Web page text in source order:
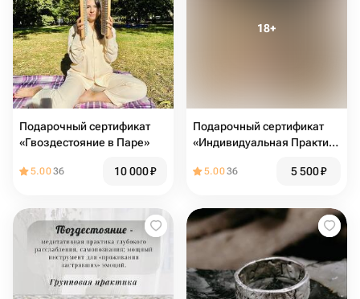
Подарочный сертификат
«Гвоздестояние в Паре»
5.0036 10 000₽
Подарочный сертификат
«Индивидуальная Практика
5.0036 5 500₽